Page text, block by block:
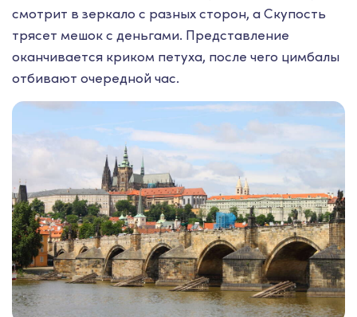
смотрит в зеркало с разных сторон, а Скупость
трясет мешок с деньгами. Представление
оканчивается криком петуха, после чего цимбалы
отбивают очередной час.